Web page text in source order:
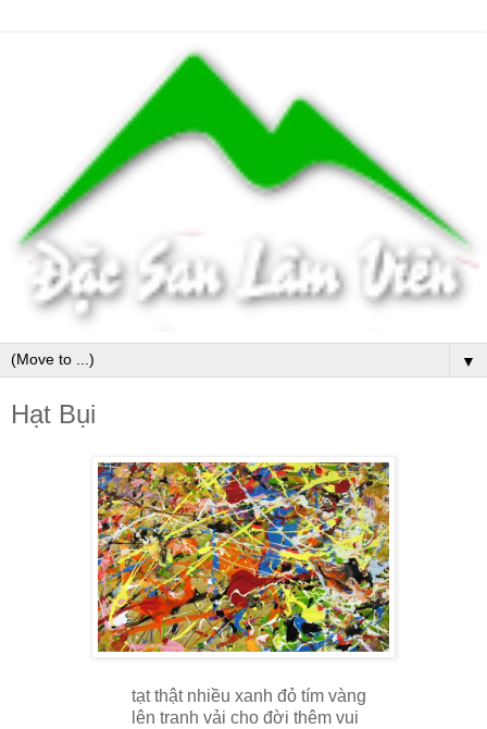
▼
Hạt Bụi
tạt thật nhiều xanh đỏ tím vàng
lên tranh vải cho đời thêm vui